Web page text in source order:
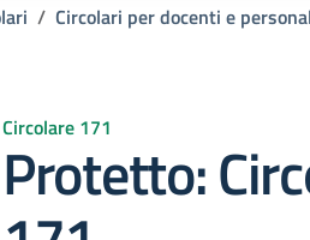
Circolari per docenti e
Circolare 171
Protetto: